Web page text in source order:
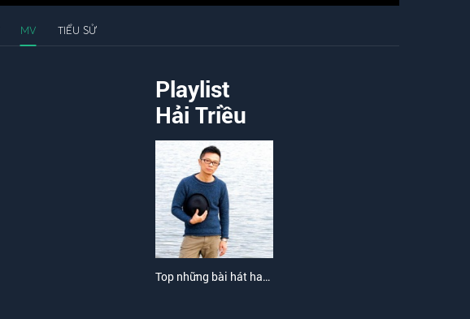
MV TIỂU SỬ
Playlist
Hải Triều
Top những bài hát hay nhất của Hải Triều